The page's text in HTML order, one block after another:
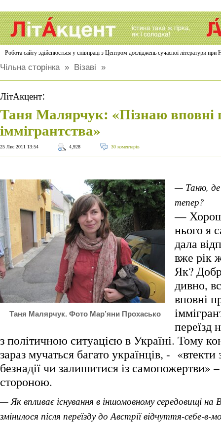
Робота сайту здійснюється у співпраці з Центром досліджень сучасної літератури
Чільна сторінка» Візаві »
ЛітАкцент:
Таня Малярчук: «Пізнаю вповні
іммігрантства»
25 Лис 2011 13:54 4,928 30 коментарів
Таня Малярчук. Фото Мар’яни Прохасько
— Таню,
тепер?
—
нього я
дала
вже рік
Як?
дивно,
вповні
переїзд
з політичною ситуацією в Україні. Тому
зараз мучаться багато українців, - «втекти
безнадії чи залишитися із самопожертви»
стороною.
— Як впливає існування в іншомовному середовищі
змінилося після переїзду до Австрії відчуття-себе-в-